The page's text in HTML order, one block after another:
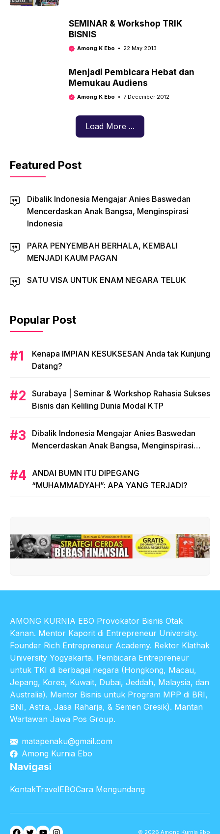
SEMINAR & Workshop TRIK
BISNIS
Among K Ebo 22 May 2013
Menjadi Pembicara Hebat dan
Memukau Audiens
Among K Ebo 7 December 2012
Load More ...
Featured Post
Dibalik Indonesia Mengajar Anies Baswedan
Mencerdaskan Anak Bangsa, Menginspirasi
Indonesia
PARA PENYEMBAH BERHALA, KEMBALI
MENJADI KAUM PAGAN
SATU VISA UNTUK ENAM NEGARA TELUK
Popular Post
​Kenapa IMPIAN KESUKSESAN Anda tak Kunjung
Datang?
​Surabaya | Seminar & Workshop Rahasia Sukses
Bisnis dan Keliling Dunia Modal KTP
Dibalik Indonesia Mengajar Anies Baswedan
Mencerdaskan Anak Bangsa, Menginspirasi
ANDAI BUMN ITU DIPEGANG
“MUHAMMADYAH”: APA YANG TERJADI?
AMONG KURNIA EBO Provokator Bisnis Otak
Kanan. Mentor Kaporit di Entrepreneur University.
Founder Rich Entrepreneur Academy. Rektor Klathak
University Yogyakarta. Pembicara Entrepreneur
untuk TKI di berbagai negara (Hongkong, Macau,
Jepang, Korea, Kuwait, Dubai, Jeddah, Malaysia, dan
Australia). Mentor Bisnis untuk Program MPP di BRI,
BNI, Astra, Jasa Raharja, & Semen Gresik). Mantan
Wartawan Jawa Pos Group.
matapenaku@gmail.com
Among Kurnia Ebo
Navigasi
KontakTravelEBOCara Mengundang
Facebook
TwitterYouTube
Instagram © 2026 Among Kurnia Ebo